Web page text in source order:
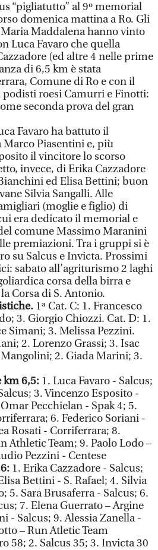
“pigliatutto” al 9º memorial
domenica mattina a Ro. Gli
Maddalena hanno vinto
Luca Favaro che quella
(ed altre 4 nelle prime
di 6,5 km è stata
Comune di Ro e con il
roesi Camurri e Finotti:
seconda prova del gran
Favaro ha battuto il
Piasentini e, più
il vincitore lo scorso
invece, di Erika Cazzadore
ed Elisa Bettini; buon
Silvia Sangalli. Alle
(moglie e figlio) di
era dedicato il memorial e
comune Massimo Maranini
premiazioni. Tra i gruppi si è
su Salcus e Invicta. Prossimi
sabato all’agriturismo 2 laghi
corsa della birra e
Corsa di S. Antonio.
1ª Cat. C: 1. Francesco
3. Giorgio Chiozzi. Cat. D: 1.
Simani; 3. Melissa Pezzini.
2. Lorenzo Grassi; 3. Isac
2. Giada Marini; 3.
km 6,5: 1. Luca Favaro - Salcus;
3. Vincenzo Esposito -
Pecchielan - Spak 4; 5.
6. Federico Soriani -
Rosati - Corriferrara; 8.
Athletic Team; 9. Paolo Lodo –
Pezzini - Centese
1. Erika Cazzadore - Salcus;
Bettini - S. Rafael; 4. Silvia
5. Sara Brusaferra - Salcus; 6.
7. Elena Guerrato – Argine
- Salcus; 9. Alessia Zanella -
– Run Atletic Team
58; 2. Salcus 35; 3. Invicta 30